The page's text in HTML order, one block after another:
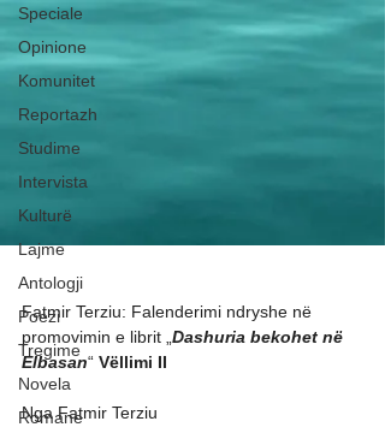
Speciale
Opinione
Komunitet
Reportazh
Studime
Intervista
Kulturë
Lajme
Antologji
Poezi
Tregime
Novela
Romane
Fatmir Terziu: Falenderimi ndryshe në
promovimin e librit „ Dashuria bekohet në
Elbasan“ Vëllimi II
Nga Fatmir Terziu